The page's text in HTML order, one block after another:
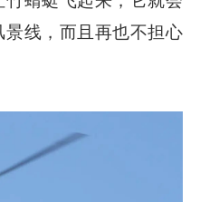
线，而且再也不担心